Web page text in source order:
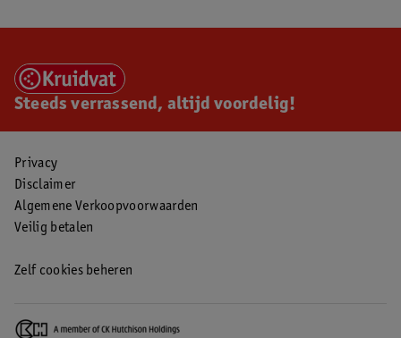
Steeds verrassend, altijd voordelig!
Privacy
Disclaimer
Algemene Verkoopvoorwaarden
Veilig betalen
Zelf cookies beheren